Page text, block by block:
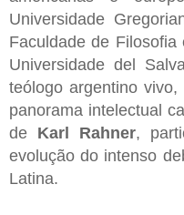
Universidade
Faculdade de
Universidade del
teólogo argentino
panorama intelectual
de Karl Rahner,
evolução do intenso
Latina.